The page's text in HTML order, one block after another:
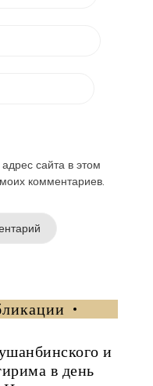
сайта в этом
комментариев.
и
в день